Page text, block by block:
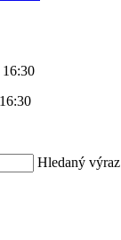
Hledaný výraz